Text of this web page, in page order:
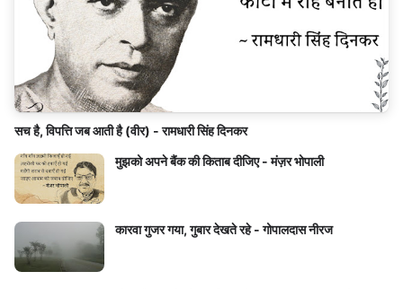
सच है, विपत्ति जब आती है (वीर) - रामधारी सिंह दिनकर
मुझको अपने बैंक की किताब दीजिए - मंज़र भोपाली
कारवा गुजर गया, गुबार देखते रहे - गोपालदास नीरज